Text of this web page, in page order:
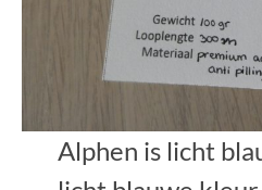
Alphen is licht